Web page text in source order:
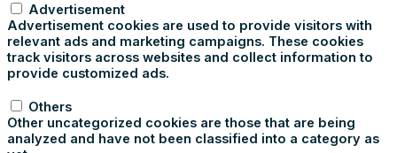
Advertisement
Advertisement cookies are used to provide visitors with
relevant ads and marketing campaigns. These cookies
track visitors across websites and collect information to
provide customized ads.
Others
Other uncategorized cookies are those that are being
analyzed and have not been classified into a category as